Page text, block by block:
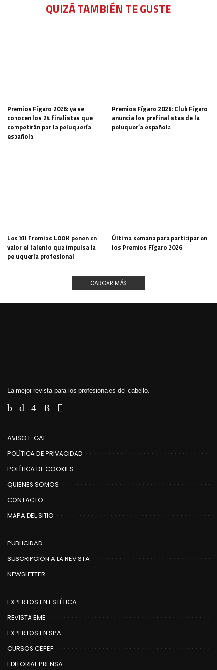
QUIZÁ TAMBIÉN TE GUSTE
Premios Fígaro 2026: ya se
conocen los 24 finalistas que
competirán por la peluquería
española
Premios Fígaro 2026: Club Fígaro
anuncia los prefinalistas de la
peluquería española
Los XII Premios LOOK ponen en
valor el talento que impulsa la
peluquería profesional
Última semana para participar en
los Premios Fígaro 2026
CARGAR MÁS
La mejor revista para los profesionales del cabello.
AVISO LEGAL
POLÍTICA DE PRIVACIDAD
POLÍTICA DE COOKIES
QUIENES SOMOS
CONTACTO
MAPA DEL SITIO
PUBLICIDAD
SUSCRIPCIÓN A LA REVISTA
NEWSLETTER
EXPERTOS EN ESTÉTICA
REVISTA EME
EXPERTOS EN SPA
CURSOS CEPEF
EDITORIAL PRENSA